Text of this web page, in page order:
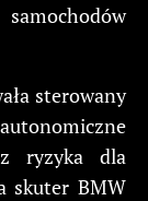
sterowany
ryzyka dla
skuter BMW